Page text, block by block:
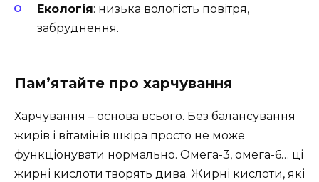
Екологія: низька вологість повітря,
забруднення.
Пам’ятайте про харчування
Харчування – основа всього. Без балансування
жирів і вітамінів шкіра просто не може
функціонувати нормально. Омега-3, омега-6… ці
жирні кислоти творять дива. Жирні кислоти, які